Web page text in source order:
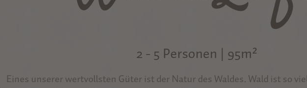
2 - 5 Personen | 95m²
Eines unserer wertvollsten Güter ist der Natur des Waldes. Wald ist so